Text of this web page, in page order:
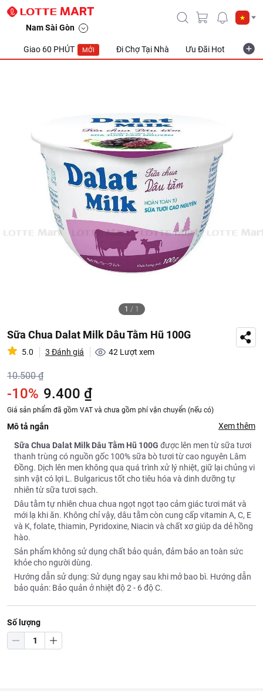
Nam Sài Gòn
Giao 60 PHÚT MỚI Đi Chợ Tại Nhà Ưu Đãi Hot
1 / 1
Sữa Chua Dalat Milk Dâu Tằm Hũ 100G
5.0 3 Đánh giá 42 Lượt xem
10.500 ₫
-10% 9.400 ₫
Giá sản phẩm đã gồm VAT và chưa gồm phí vận chuyển (nếu có)
Mô tả ngắn Xem thêm
Sữa Chua Dalat Milk Dâu Tằm Hũ 100G được lên men từ sữa tươi
thanh trùng có nguồn gốc 100% sữa bò tươi từ cao nguyên Lâm
Đồng. Dịch lên men không qua quá trình xử lý nhiệt, giữ lại chủng vi
sinh vật có lợi L. Bulgaricus tốt cho tiêu hóa và dinh dưỡng tự
nhiên từ sữa tươi sạch.
Dâu tằm tự nhiên chua chua ngọt ngọt tạo cảm giác tươi mát và
mới lạ khi ăn. Không chỉ vậy, dâu tằm còn cung cấp vitamin A, C, E
và K, folate, thiamin, Pyridoxine, Niacin và chất xơ giúp da dẻ hồng
hào.
Sản phẩm không sử dụng chất bảo quản, đảm bảo an toàn sức
khỏe cho người dùng.
Hướng dẫn sử dụng: Sử dụng ngay sau khi mở bao bì. Hướng dẫn
bảo quản: Bảo quản ở nhiệt độ 2 - 6 độ C.
Số lượng